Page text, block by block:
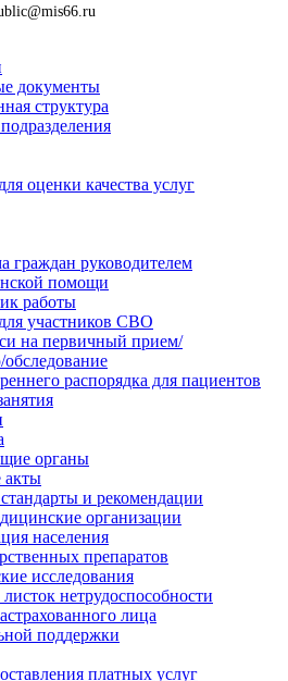
документы
структура
оценки качества услуг
граждан руководителем
помощи
работы
участников СВО
на первичный прием/
распорядка для пациентов
органы
акты
и рекомендации
организации
населения
препаратов
исследования
нетрудоспособности
лица
поддержки
платных услуг